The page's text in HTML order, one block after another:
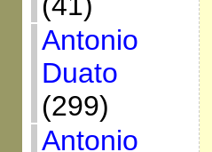
Antonio
Duato
(299)
Antonio